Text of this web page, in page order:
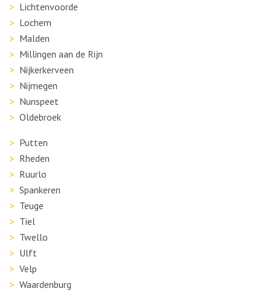
Lichtenvoorde
Lochem
Malden
Millingen aan de Rijn
Nijkerkerveen
Nijmegen
Nunspeet
Oldebroek
Putten
Rheden
Ruurlo
Spankeren
Teuge
Tiel
Twello
Ulft
Velp
Waardenburg